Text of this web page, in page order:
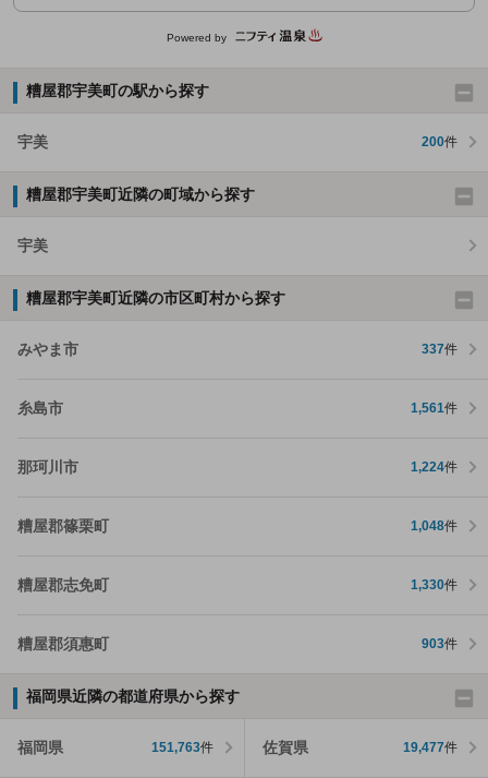
Powered by
糟屋郡宇美町の駅から探す
宇美 200件
糟屋郡宇美町近隣の町域から探す
宇美
糟屋郡宇美町近隣の市区町村から探す
みやま市 337件
糸島市 1,561件
那珂川市 1,224件
糟屋郡篠栗町 1,048件
糟屋郡志免町 1,330件
糟屋郡須惠町 903件
福岡県近隣の都道府県から探す
福岡県 151,763件 佐賀県 19,477件